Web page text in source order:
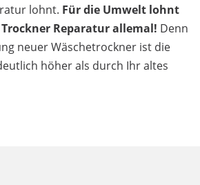
lohnt. Für die Umwelt lohnt
Reparatur allemal! Denn
neuer Wäschetrockner ist die
höher als durch Ihr altes